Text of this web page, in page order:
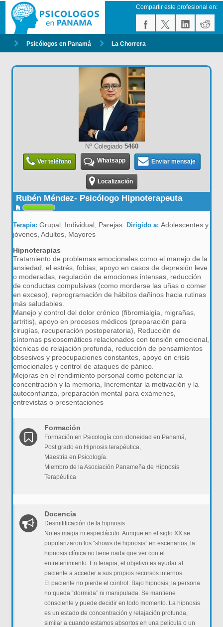
Compartir este profesional en:
Psicólogos en Panamá La Chorrera
Nº Colegiado 5460
Ver teléfono Whatsapp Enviar mensaje
Localización
Rubén Méndez- Psicólogo Hipnoterapeuta
Terapia: Grupal, Individual, Parejas.Dirigido a:Adolescentes y
jóvenes, Adultos, Mayores
Hipnoterapias
Tratamiento de problemas emocionales como el manejo de la
ansiedad, el estrés, fobias, apoyo en casos de depresión leve
o moderadas, regulación de emociones intensas, reducción
de conductas compulsivas (como morderse las uñas o comer
en exceso), reprogramación de hábitos dañinos hacia rutinas
más saludables.
Manejo y control del dolor crónico (fibromialgia, migrañas,
artritis), apoyo en procesos médicos (preparación para
cirugías, recuperación postoperatoria), Reducción de
síntomas psicosomáticos relacionados con tensión emocional,
técnicas de relajación profunda, reducción de pensamientos
obsesivos y preocupaciones constantes, apoyo en crisis
emocionales y control de ataques de pánico.
Mejoras en el rendimiento personal como potenciar la
concentración y la memoria, Incrementar la motivación y la
autoconfianza, preparación mental para exámenes,
entrevistas o presentaciones
Formación
Formación en Psicología con idoneidad en Panamá,
Post grado en Hipnosis terapéutica,
Maestría en Psicología.
Miembro de la Asociación Panameña de Hipnosis
Terapéutica
Docencia
Desmitificación de la hipnosis
No es magia ni espectáculo: Aunque en el siglo XX se
popularizaron los “shows de hipnosis” en escenarios, la
hipnosis clínica no tiene nada que ver con el
entretenimiento. En terapia, el objetivo es ayudar al
paciente a acceder a sus propios recursos internos.
El paciente no pierde el control: Bajo hipnosis, la persona
no queda “dormida” ni manipulada. Se mantiene
consciente y puede decidir en todo momento. La hipnosis
es un estado de concentración y relajación profunda,
similar a cuando estamos absortos en una película o un